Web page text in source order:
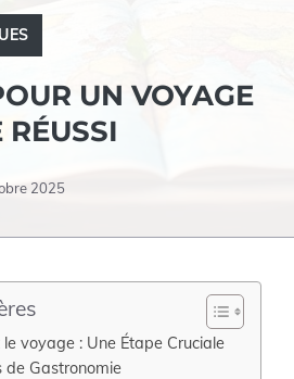
UN VOYAGE
2025
voyage : Une Étape Cruciale
de Gastronomie